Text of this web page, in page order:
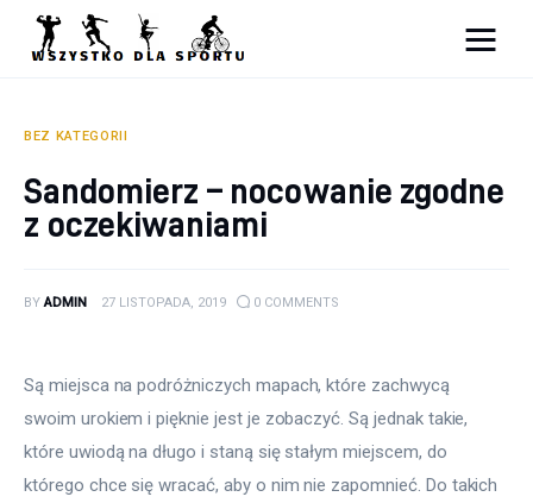
Zdrowie
Ciekawostki
Podróże
BEZ KATEGORII
Sandomierz – nocowanie zgodne
z oczekiwaniami
BY ADMIN 27 LISTOPADA, 2019 0 COMMENTS
Są miejsca na podróżniczych mapach, które zachwycą
swoim urokiem i pięknie jest je zobaczyć. Są jednak takie,
które uwiodą na długo i staną się stałym miejscem, do
którego chce się wracać, aby o nim nie zapomnieć. Do takich